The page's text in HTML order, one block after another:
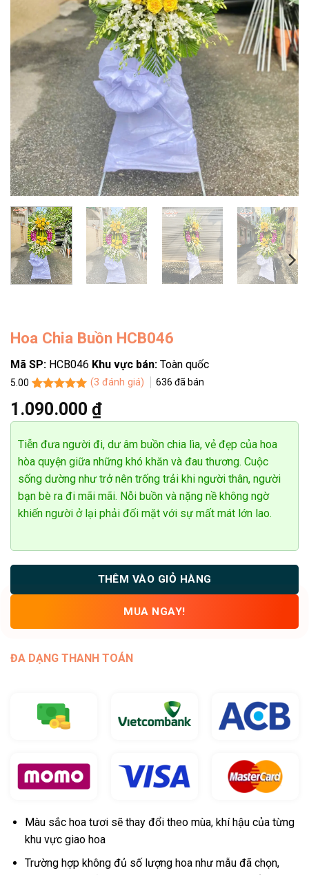
Hoa Chia Buồn HCB046
Mã SP: HCB046 Khu vực bán: Toàn quốc
5.00
dựa trên
đánh giá
(3 đánh giá) 636 đã bán
1.090.000 ₫
Tiễn đưa người đi, dư âm buồn chia lìa, vẻ đẹp của hoa
hòa quyện giữa những khó khăn và đau thương. Cuộc
sống dường như trở nên trống trải khi người thân, người
bạn bè ra đi mãi mãi. Nỗi buồn và nặng nề không ngờ
khiến người ở lại phải đối mặt với sự mất mát lớn lao.
THÊM VÀO GIỎ HÀNG
MUA NGAY!
ĐA DẠNG THANH TOÁN
Màu sắc hoa tươi sẽ thay đổi theo mùa, khí hậu của từng
khu vực giao hoa
Trường hợp không đủ số lượng hoa như mẫu đã chọn,
Thị Xuân
Đặt hàng thành công